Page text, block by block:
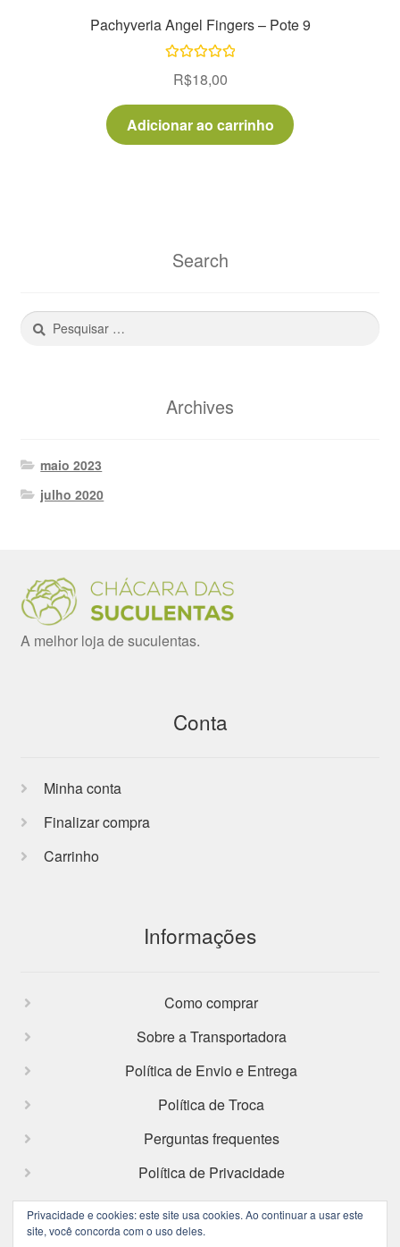
Privacidade e cookies: este site usa cookies. Ao continuar a usar este
site, você concorda com o uso deles.
Pachyveria Angel Fingers – Pote 9
5.00 de 5
R$18,00
Adicionar ao carrinho
Search
Pesquisar
por:
Archives
maio 2023
julho 2020
A melhor loja de suculentas.
Conta
Minha conta
Finalizar compra
Carrinho
Informações
Como comprar
Sobre a Transportadora
Política de Envio e Entrega
Política de Troca
Perguntas frequentes
Política de Privacidade